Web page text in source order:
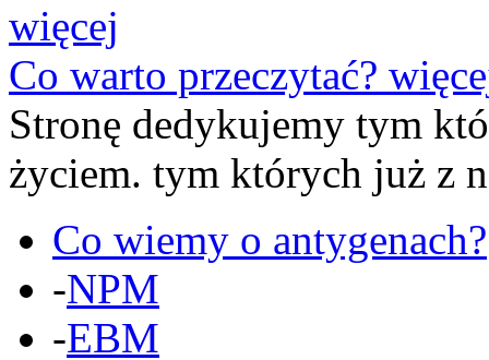
więcej
Co warto przeczytać?
Stronę dedykujemy tym
życiem. tym których już z
Co wiemy o antygenach?
-NPM
-EBM